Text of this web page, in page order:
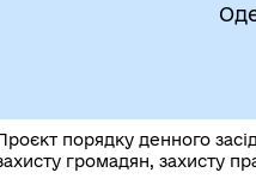
порядку денного
громадян, захисту